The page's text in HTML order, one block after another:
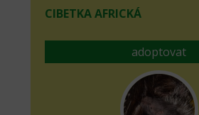
CIBETKA AFRICKÁ
adoptovat